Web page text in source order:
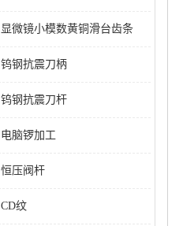
显微镜小模数黄铜滑台齿条
钨钢抗震刀柄
钨钢抗震刀杆
电脑锣加工
恒压阀杆
CD纹